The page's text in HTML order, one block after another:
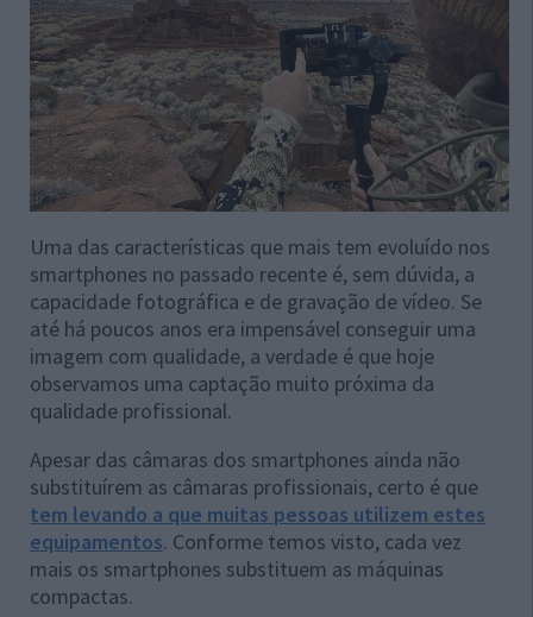
Uma das características que mais tem evoluído nos
smartphones no passado recente é, sem dúvida, a
capacidade fotográfica e de gravação de vídeo. Se
até há poucos anos era impensável conseguir uma
imagem com qualidade, a verdade é que hoje
observamos uma captação muito próxima da
qualidade profissional.
Apesar das câmaras dos smartphones ainda não
substituírem as câmaras profissionais, certo é que
tem levando a que muitas pessoas utilizem estes
equipamentos. Conforme temos visto, cada vez
mais os smartphones substituem as máquinas
compactas.